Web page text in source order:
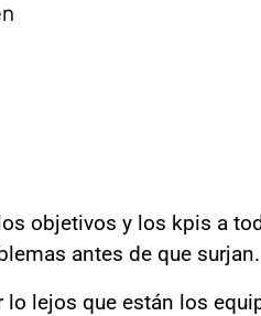
objetivos y los kpis a
antes de que surjan.
lejos que están los